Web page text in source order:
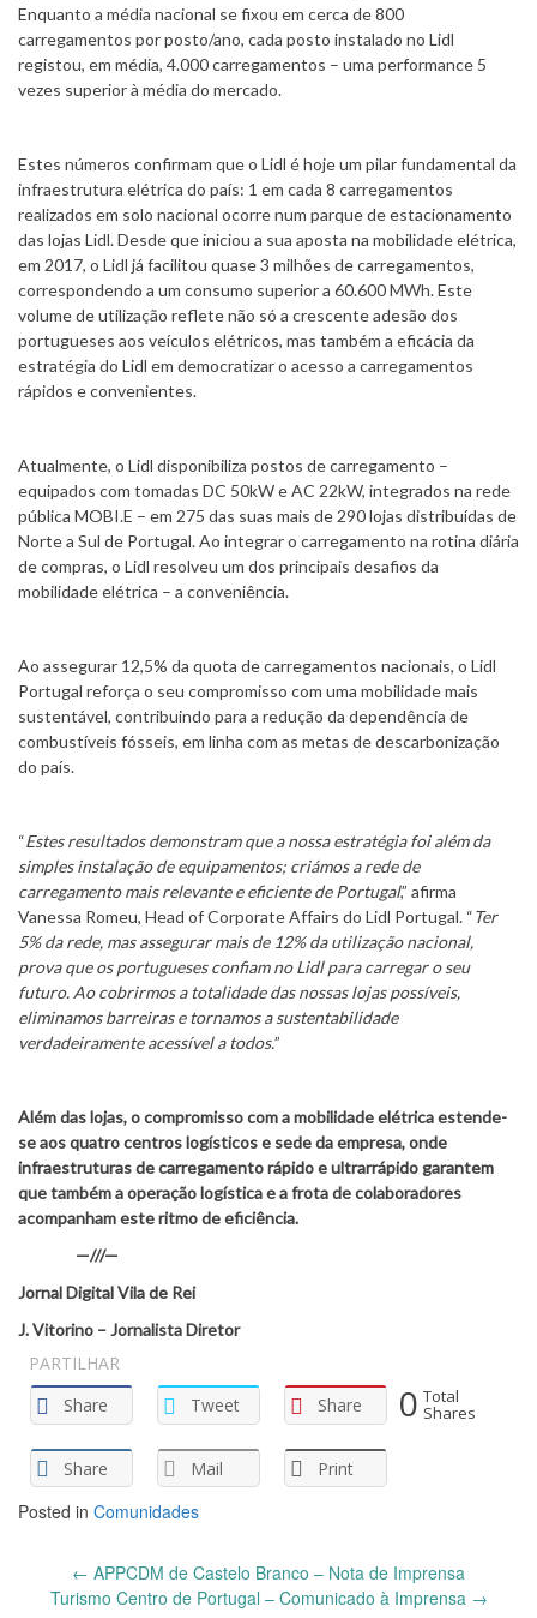
Enquanto a média nacional se fixou em cerca de 800
carregamentos por posto/ano, cada posto instalado no Lidl
registou, em média, 4.000 carregamentos – uma performance 5
vezes superior à média do mercado.
Estes números confirmam que o Lidl é hoje um pilar fundamental da
infraestrutura elétrica do país: 1 em cada 8 carregamentos
realizados em solo nacional ocorre num parque de estacionamento
das lojas Lidl. Desde que iniciou a sua aposta na mobilidade elétrica,
em 2017, o Lidl já facilitou quase 3 milhões de carregamentos,
correspondendo a um consumo superior a 60.600 MWh. Este
volume de utilização reflete não só a crescente adesão dos
portugueses aos veículos elétricos, mas também a eficácia da
estratégia do Lidl em democratizar o acesso a carregamentos
rápidos e convenientes.
Atualmente, o Lidl disponibiliza postos de carregamento –
equipados com tomadas DC 50kW e AC 22kW, integrados na rede
pública MOBI.E – em 275 das suas mais de 290 lojas distribuídas de
Norte a Sul de Portugal. Ao integrar o carregamento na rotina diária
de compras, o Lidl resolveu um dos principais desafios da
mobilidade elétrica – a conveniência.
Ao assegurar 12,5% da quota de carregamentos nacionais, o Lidl
Portugal reforça o seu compromisso com uma mobilidade mais
sustentável, contribuindo para a redução da dependência de
combustíveis fósseis, em linha com as metas de descarbonização
do país.
“Estes resultados demonstram que a nossa estratégia foi além da
simples instalação de equipamentos; criámos a rede de
carregamento mais relevante e eficiente de Portugal,” afirma
Vanessa Romeu, Head of Corporate Affairs do Lidl Portugal. “Ter
5% da rede, mas assegurar mais de 12% da utilização nacional,
prova que os portugueses confiam no Lidl para carregar o seu
futuro. Ao cobrirmos a totalidade das nossas lojas possíveis,
eliminamos barreiras e tornamos a sustentabilidade
verdadeiramente acessível a todos.”
Além das lojas, o compromisso com a mobilidade elétrica estende-
se aos quatro centros logísticos e sede da empresa, onde
infraestruturas de carregamento rápido e ultrarrápido garantem
que também a operação logística e a frota de colaboradores
acompanham este ritmo de eficiência.
—///—
Jornal Digital Vila de Rei
J. Vitorino – Jornalista Diretor
PARTILHAR
Share
Tweet Share
Share Mail Print
0 Total
Shares
Posted in Comunidades
navigation
← APPCDM de Castelo Branco – Nota de Imprensa
Turismo Centro de Portugal – Comunicado à Imprensa →